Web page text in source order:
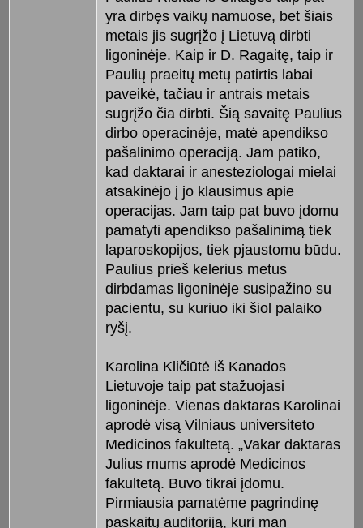
yra dirbęs vaikų namuose, bet šiais
metais jis sugrįžo į Lietuvą dirbti
ligoninėje. Kaip ir D. Ragaitę, taip ir
Paulių praeitų metų patirtis labai
paveikė, tačiau ir antrais metais
sugrįžo čia dirbti. Šią savaitę Paulius
dirbo operacinėje, matė apendikso
pašalinimo operaciją. Jam patiko,
kad daktarai ir anesteziologai mielai
atsakinėjo į jo klausimus apie
operacijas. Jam taip pat buvo įdomu
pamatyti apendikso pašalinimą tiek
laparoskopijos, tiek pjaustomu būdu.
Paulius prieš kelerius metus
dirbdamas ligoninėje susipažino su
pacientu, su kuriuo iki šiol palaiko
ryšį.
Karolina Kličiūtė iš Kanados
Lietuvoje taip pat stažuojasi
ligoninėje. Vienas daktaras Karolinai
aprodė visą Vilniaus universiteto
Medicinos fakultetą. „Vakar daktaras
Julius mums aprodė Medicinos
fakultetą. Buvo tikrai įdomu.
Pirmiausia pamatėme pagrindinę
paskaitų auditoriją, kuri man